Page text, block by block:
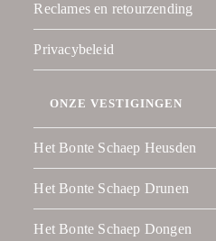
Reclames en retourzending
Privacybeleid
ONZE VESTIGINGEN
Het Bonte Schaep Heusden
Het Bonte Schaep Drunen
Het Bonte Schaep Dongen